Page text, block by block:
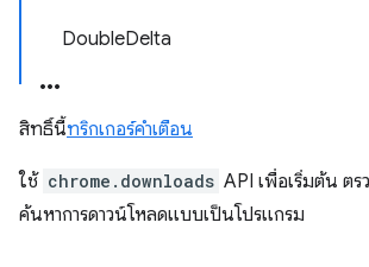
DoubleDelta
สิทธิ์นี้ทริกเกอร์คำเตือน
ใช้ chrome.downloads API เพื่อเริ่มต้น ต
ค้นหาการดาวน์โหลดแบบเป็นโปรแกรม